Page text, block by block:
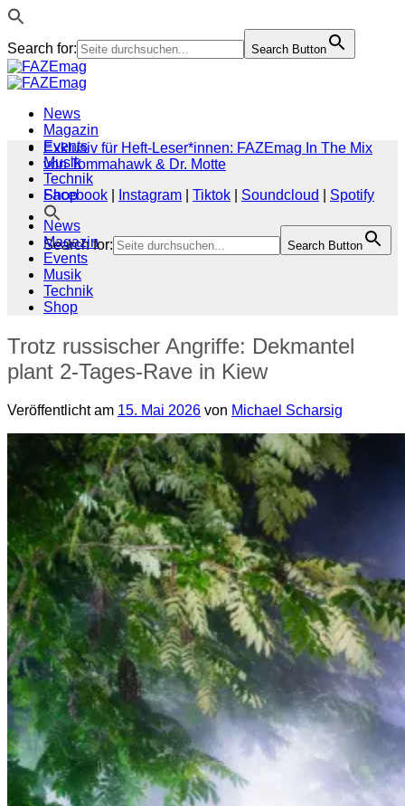
Search for: Search Button
Zum
Inhalt
News
Magazin
Events
Musik
Technik
Shop
Search for: Search Button
Exklusiv für Heft-Leser*innen: FAZEmag In The Mix
von Tommahawk & Dr. Motte
Facebook
Instagram Tiktok Soundcloud
Spotify
News
Magazin
Events
Musik
Technik
Shop
Trotz russischer Angriffe: Dekmantel
plant 2-Tages-Rave in Kiew
Veröffentlicht am 15. Mai 2026 von Michael Scharsig